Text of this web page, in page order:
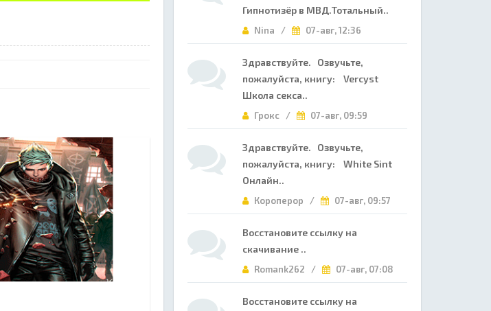
Гипнотизёр в МВД.Тотальный..
Nina / 07-авг, 12:36
Здравствуйте. Озвучьте,
пожалуйста, книгу: Vercyst
Школа секса..
Грокс / 07-авг, 09:59
Здравствуйте. Озвучьте,
пожалуйста, книгу: White Sint
Онлайн..
Короперор / 07-авг, 09:57
Восстановите ссылку на
скачивание ..
Romank262 / 07-авг, 07:08
Восстановите ссылку на